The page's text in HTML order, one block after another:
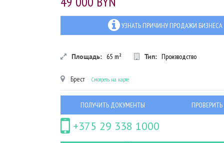
УЗНАТЬ ПРИЧИНУ ПРОДАЖИ БИЗНЕСА
Площадь: 65 m² Тип: Производство
Брест Смотреть на карте
ПОЛУЧИТЬ ДОКУМЕНТЫ
+375 29 338 1000